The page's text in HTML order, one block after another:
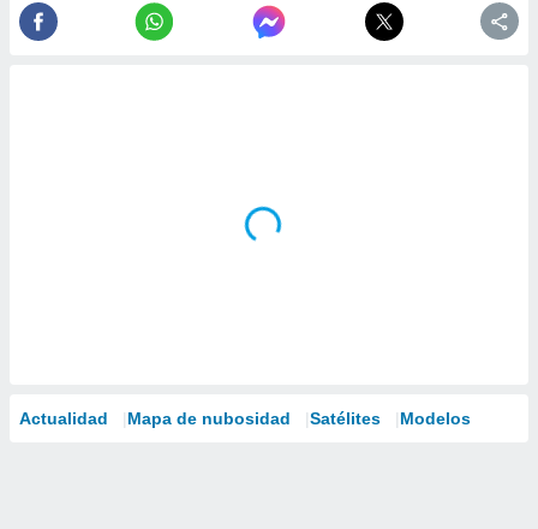
Actualidad Mapa de nubosidad Satélites Modelos